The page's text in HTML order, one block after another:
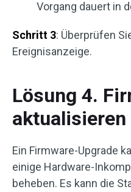
Vorgang dauert in
Schritt 3: Überprüfen
Ereignisanzeige.
Lösung 4.
aktualisieren
Ein Firmware-Upgrade
einige Hardware-
beheben. Es kann die